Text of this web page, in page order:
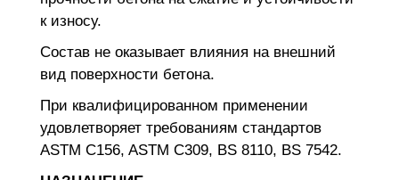
к износу.
Состав не оказывает влияния на внешний
вид поверхности бетона.
При квалифицированном применении
удовлетворяет требованиям стандартов
ASTM C156, ASTM C309, BS 8110, BS 7542.